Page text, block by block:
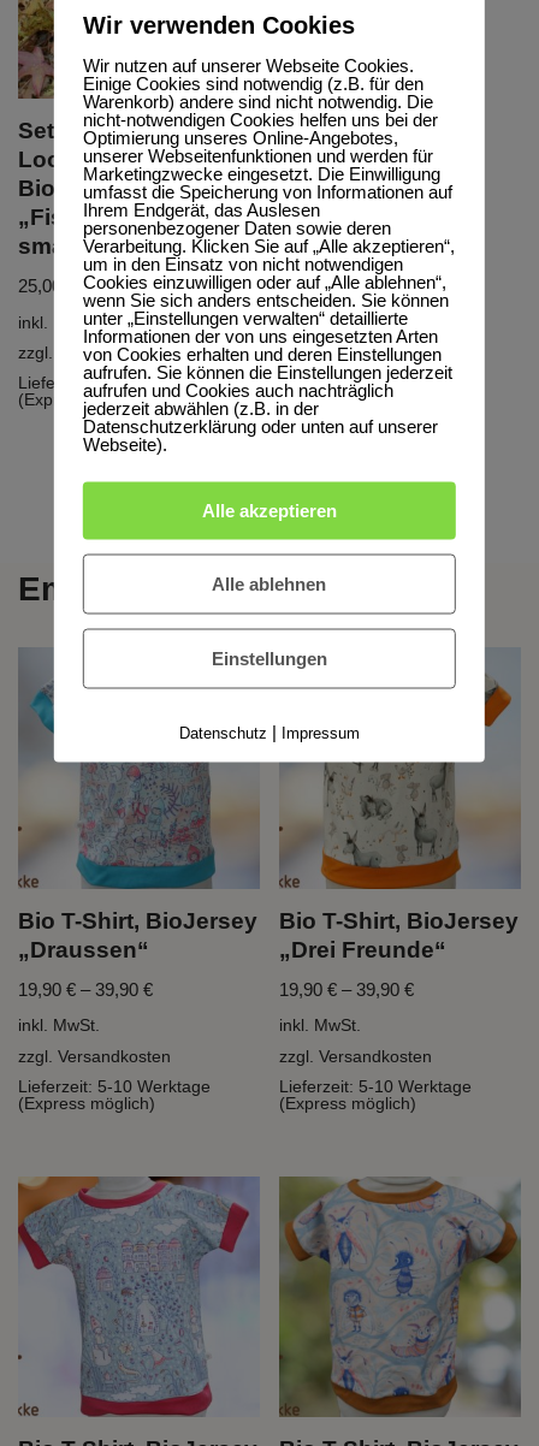
Set Bio Beanie & Bio
Loop,
BioJacquardsweat
„Fischgräte
smaragd“
25,00 –35,00€
inkl. MwSt.
zzgl.
Versandkosten
Lieferzeit:5-10 Werktage
(Express möglich)
Empfehlungen
Bio T-Shirt, BioJersey
„Draussen“
19,90 € –39,90 €
inkl. MwSt.
zzgl. Versandkosten
Lieferzeit: 5-10 Werktage
(Express möglich)
Bio T-Shirt, BioJersey
„Drei Freunde“
19,90€ –39,90€
inkl. MwSt.
zzgl.Versandkosten
Lieferzeit: 5-10 Werktage
(Express möglich)
Wir verwenden Cookies
Wir nutzen auf unserer Webseite Cookies.
Einige Cookies sind notwendig (z.B. für den
Warenkorb) andere sind nicht notwendig. Die
nicht-notwendigen Cookies helfen uns bei der
Optimierung unseres Online-Angebotes,
unserer Webseitenfunktionen und werden für
Marketingzwecke eingesetzt. Die Einwilligung
umfasst die Speicherung von Informationen auf
Ihrem Endgerät, das Auslesen
personenbezogener Daten sowie deren
Verarbeitung. Klicken Sie auf „Alle akzeptieren“,
um in den Einsatz von nicht notwendigen
Cookies einzuwilligen oder auf „Alle ablehnen“,
wenn Sie sich anders entscheiden. Sie können
unter „Einstellungen verwalten“ detaillierte
Informationen der von uns eingesetzten Arten
von Cookies erhalten und deren Einstellungen
aufrufen. Sie können die Einstellungen jederzeit
aufrufen und Cookies auch nachträglich
jederzeit abwählen (z.B. in der
Datenschutzerklärung oder unten auf unserer
Webseite).
Alle akzeptieren
Alle ablehnen
Einstellungen
Datenschutz | Impressum